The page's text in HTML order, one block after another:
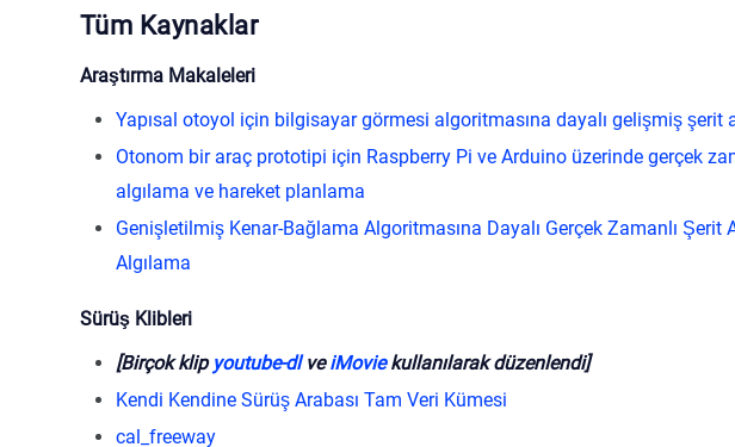
Tüm Kaynaklar
Araştırma Makaleleri
Yapısal otoyol için bilgisayar görmesi algoritmasına dayalı gelişmiş şerit
Otonom bir araç prototipi için Raspberry Pi ve Arduino üzerinde gerçek
algılama ve hareket planlama
Genişletilmiş Kenar-Bağlama Algoritmasına Dayalı Gerçek Zamanlı Şerit
Algılama
Sürüş Klibleri
[Birçok klip youtube-dlveiMoviekullanılarak düzenlendi]
Kendi Kendine Sürüş Arabası Tam Veri Kümesi
cal_freeway